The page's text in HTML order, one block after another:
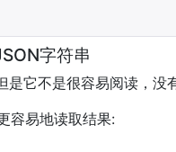
字符串
它不是很容易阅读，没
容易地读取结果: